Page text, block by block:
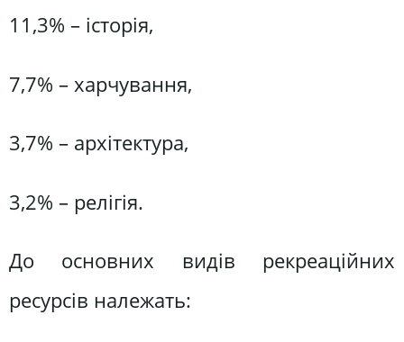
11,3% – історія,
7,7% – харчування,
3,7% – архітектура,
3,2% – релігія.
До основних видів рекреаційних
ресурсів належать: